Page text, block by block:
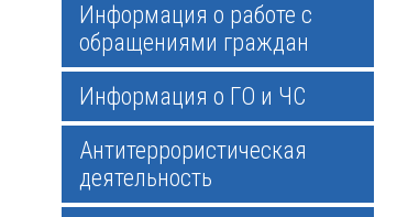
Информация о работе с
обращениями граждан
Информация о ГО и ЧС
Антитеррористическая
деятельность